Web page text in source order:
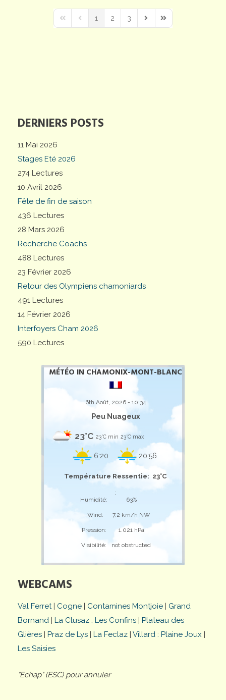
DERNIERS POSTS
11 Mai 2026
Stages Eté 2026
274 Lectures
10 Avril 2026
Fête de fin de saison
436 Lectures
28 Mars 2026
Recherche Coachs
488 Lectures
23 Février 2026
Retour des Olympiens chamoniards
491 Lectures
14 Février 2026
Interfoyers Cham 2026
590 Lectures
MÉTÉO IN CHAMONIX-MONT-BLANC
6th Août, 2026 - 10:34
Peu Nuageux
23°C 23°C min 23°C max
6:20 20:56
Température Ressentie: 23°C
;
Humidité:
63%
Wind: 7,2 km/h NW
Pression: 1.021 hPa
Visibilité: not obstructed
WEBCAMS
Val Ferret| Cogne | Contamines Montjoie | Grand
Bornand | La Clusaz : Les Confins | Plateau des
Glières | Praz de Lys | La Feclaz | Villard : Plaine Joux |
Les Saisies
"Echap" (ESC) pour annuler
First PagePrevious Page
1 2 3
Next PageLast Page